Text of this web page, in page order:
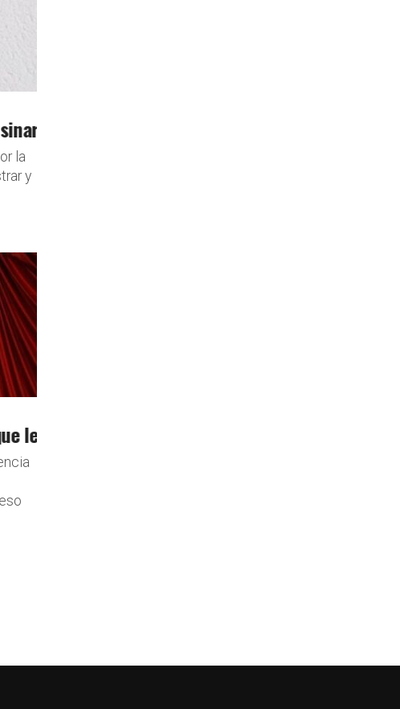
un hombre en Nuevo León
la
y
volver a Gobierno de Tabasco